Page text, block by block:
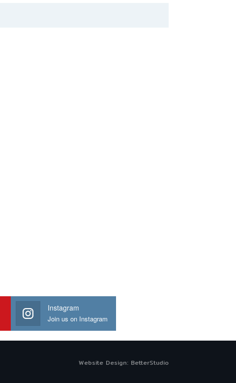
Instagram
Join us on Instagram
Website Design: BetterStudio